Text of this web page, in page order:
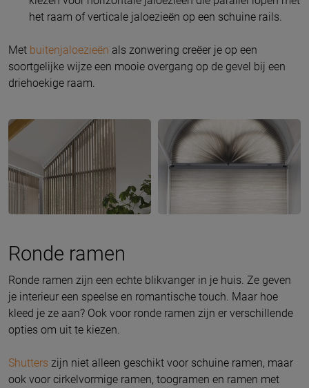
het raam of verticale jaloezieën op een schuine rails.
Met buitenjaloezieën als zonwering creëer je op een
soortgelijke wijze een mooie overgang op de gevel bij een
driehoekige raam.
Ronde ramen
Ronde ramen zijn een echte blikvanger in je huis. Ze geven
je interieur een speelse en romantische touch. Maar hoe
kleed je ze aan? Ook voor ronde ramen zijn er verschillende
opties om uit te kiezen.
Shutters zijn niet alleen geschikt voor schuine ramen, maar
ook voor cirkelvormige ramen, toogramen en ramen met